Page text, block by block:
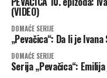
(VIDEO)
DOMAĆE SERIJE
„Pevačica“: Da li je Ivana
DOMAĆE SERIJE
Serija „Pevačica“: